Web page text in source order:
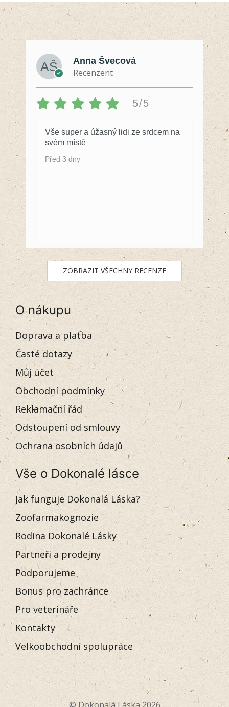
Anna Švecová
Recenzent
5/5
Vše super a úžasný lidi ze srdcem na
svém místě
Před 3 dny
ZOBRAZIT VŠECHNY RECENZE
O nákupu
Doprava a platba
Časté dotazy
Můj účet
Obchodní podmínky
Reklamační řád
Odstoupení od smlouvy
Ochrana osobních údajů
Vše o Dokonalé lásce
Jak funguje Dokonalá Láska?
Zoofarmakognozie
Rodina Dokonalé Lásky
Partneři a prodejny
Podporujeme
Bonus pro zachránce
Pro veterináře
Kontakty
Velkoobchodní spolupráce